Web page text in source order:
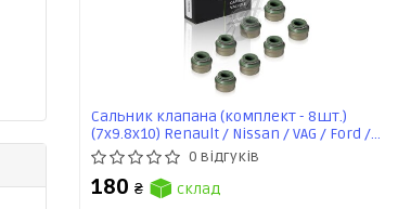
Сальник клапана (комплект - 8шт.)
(7х9.8х10) Renault / Nissan / VAG / Ford /
BMW / Mercedes-Benz (CV 0902) Trialli
0 відгуків
180 ₴
склад